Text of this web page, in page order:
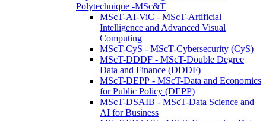
Polytechnique -MSc&T
MScT-AI-ViC - MScT-Artificial
Intelligence and Advanced Visual
Computing
MScT-CyS - MScT-Cybersecurity (CyS)
MScT-DDDF - MScT-Double Degree
Data and Finance (DDDF)
MScT-DEPP - MScT-Data and Economics
for Public Policy (DEPP)
MScT-DSAIB - MScT-Data Science and
AI for Business